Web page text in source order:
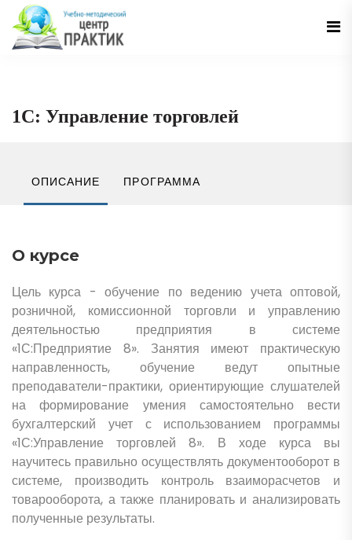
1С: Управление торговлей
ОПИСАНИЕ ПРОГРАММА
О курсе
Цель курса - обучение по ведению учета оптовой,
розничной, комиссионной торговли и управлению
деятельностью предприятия в системе
«1С:Предприятие 8». Занятия имеют практическую
направленность, обучение ведут опытные
преподаватели-практики, ориентирующие слушателей
на формирование умения самостоятельно вести
бухгалтерский учет с использованием программы
«1С:Управление торговлей 8». В ходе курса вы
научитесь правильно осуществлять документооборот в
системе, производить контроль взаиморасчетов и
товарооборота, а также планировать и анализировать
полученные результаты.